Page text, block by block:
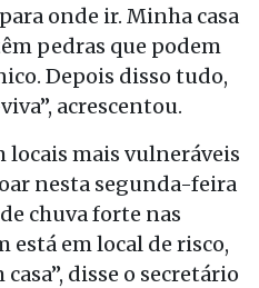
onde ir. Minha casa
pedras que podem
Depois disso tudo,
acrescentou.
locais mais vulneráveis
nesta segunda-feira
chuva forte nas
está em local de risco,
disse o secretário